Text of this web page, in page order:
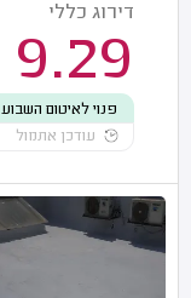
דירוג כללי
9.29
פנוי לאיטום השבוע
עודכן אתמול